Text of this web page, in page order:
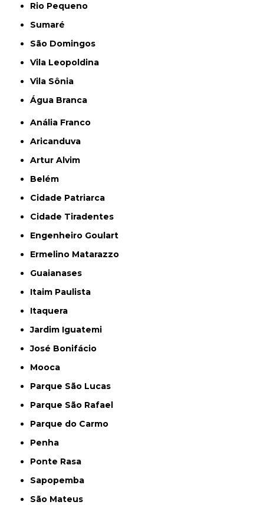
Rio Pequeno
Sumaré
São Domingos
Vila Leopoldina
Vila Sônia
Água Branca
Anália Franco
Aricanduva
Artur Alvim
Belém
Cidade Patriarca
Cidade Tiradentes
Engenheiro Goulart
Ermelino Matarazzo
Guaianases
Itaim Paulista
Itaquera
Jardim Iguatemi
José Bonifácio
Mooca
Parque São Lucas
Parque São Rafael
Parque do Carmo
Penha
Ponte Rasa
Sapopemba
São Mateus